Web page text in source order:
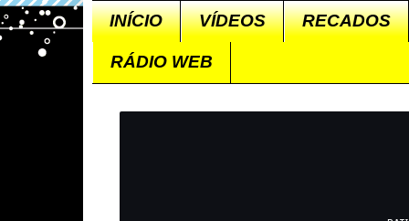
INÍCIO VÍDEOS RECADOS
RÁDIO WEB